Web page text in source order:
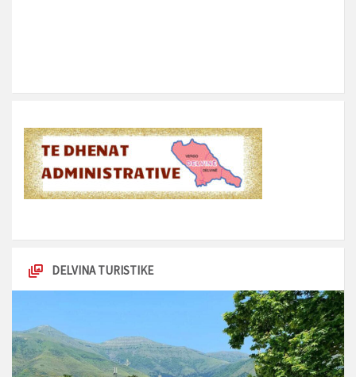
DELVINA TURISTIKE